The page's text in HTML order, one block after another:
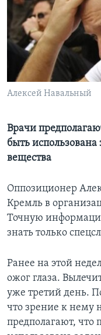
Learning English
СОЦИАЛЬНЫЕ СЕТИ
Алексей Навальный
Врачи
быть
вещества
Оппозиционер
Кремль в
Точную
знать только
Ранее на этой
ожог глаза.
уже третий день.
что зрение к нему
предполагают, что